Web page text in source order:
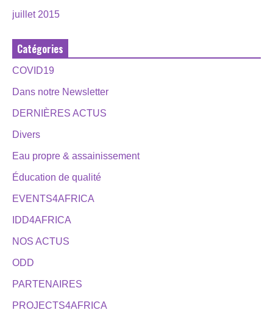
juillet 2015
Catégories
COVID19
Dans notre Newsletter
DERNIÈRES ACTUS
Divers
Eau propre & assainissement
Éducation de qualité
EVENTS4AFRICA
IDD4AFRICA
NOS ACTUS
ODD
PARTENAIRES
PROJECTS4AFRICA